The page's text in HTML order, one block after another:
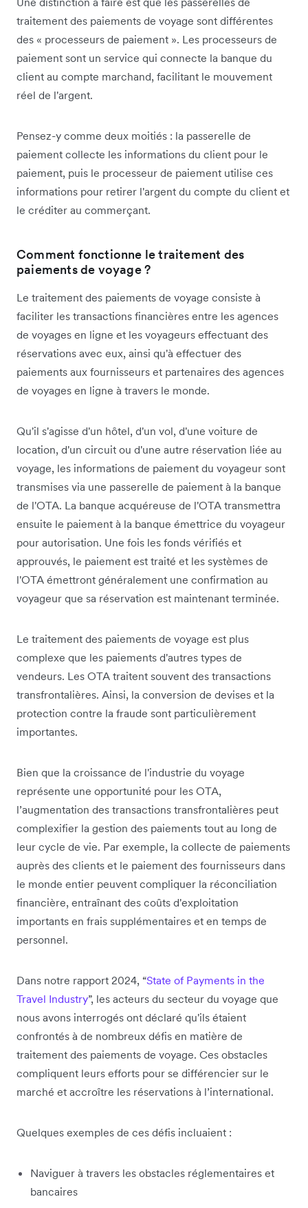
traitement des paiements de voyage sont différentes
des « processeurs de paiement ». Les processeurs de
paiement sont un service qui connecte la banque du
client au compte marchand, facilitant le mouvement
réel de l'argent.
Pensez-y comme deux moitiés : la passerelle de
paiement collecte les informations du client pour le
paiement, puis le processeur de paiement utilise ces
informations pour retirer l'argent du compte du client et
le créditer au commerçant.
Comment fonctionne le traitement des
paiements de voyage ?
Le traitement des paiements de voyage consiste à
faciliter les transactions financières entre les agences
de voyages en ligne et les voyageurs effectuant des
réservations avec eux, ainsi qu'à effectuer des
paiements aux fournisseurs et partenaires des agences
de voyages en ligne à travers le monde.
Qu'il s'agisse d'un hôtel, d'un vol, d'une voiture de
location, d'un circuit ou d'une autre réservation liée au
voyage, les informations de paiement du voyageur sont
transmises via une passerelle de paiement à la banque
de l'OTA. La banque acquéreuse de l'OTA transmettra
ensuite le paiement à la banque émettrice du voyageur
pour autorisation. Une fois les fonds vérifiés et
approuvés, le paiement est traité et les systèmes de
l'OTA émettront généralement une confirmation au
voyageur que sa réservation est maintenant terminée.
Le traitement des paiements de voyage est plus
complexe que les paiements d'autres types de
vendeurs. Les OTA traitent souvent des transactions
transfrontalières. Ainsi, la conversion de devises et la
protection contre la fraude sont particulièrement
importantes.
Bien que la croissance de l'industrie du voyage
représente une opportunité pour les OTA,
l’augmentation des transactions transfrontalières peut
complexifier la gestion des paiements tout au long de
leur cycle de vie. Par exemple, la collecte de paiements
auprès des clients et le paiement des fournisseurs dans
le monde entier peuvent compliquer la réconciliation
financière, entraînant des coûts d'exploitation
importants en frais supplémentaires et en temps de
personnel.
Dans notre rapport 2024, “State of Payments in the
Travel Industry”, les acteurs du secteur du voyage que
nous avons interrogés ont déclaré qu'ils étaient
confrontés à de nombreux défis en matière de
traitement des paiements de voyage. Ces obstacles
compliquent leurs efforts pour se différencier sur le
marché et accroître les réservations à l’international.
Quelques exemples de ces défis incluaient :
Naviguer à travers les obstacles réglementaires et
bancaires